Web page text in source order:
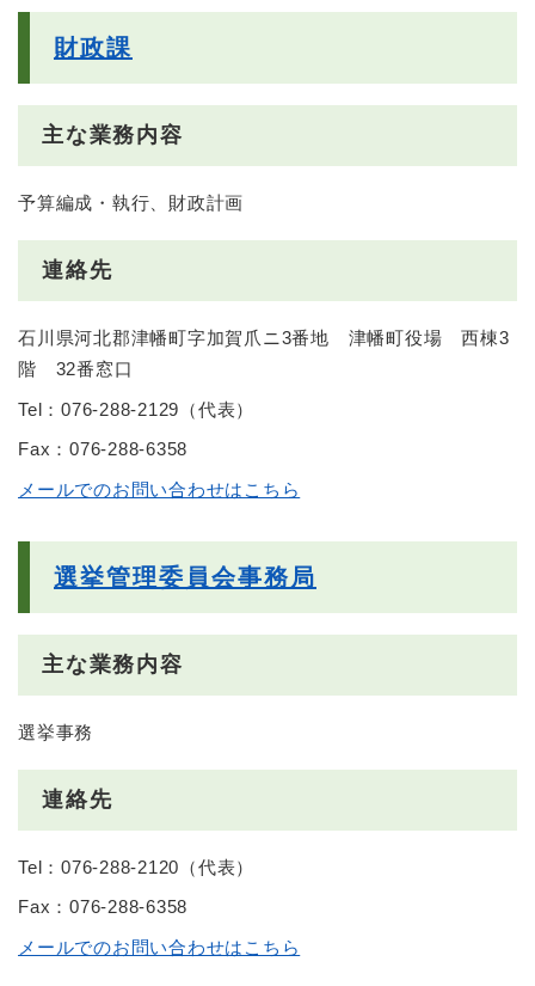
財政課
主な業務内容
予算編成・執行、財政計画
連絡先
石川県河北郡津幡町字加賀爪ニ3番地 津幡町役場 西棟3
階 32番窓口
Tel：076-288-2129 （代表）
Fax：076-288-6358
メールでのお問い合わせはこちら
選挙管理委員会事務局
主な業務内容
選挙事務
連絡先
Tel：076-288-2120 （代表）
Fax：076-288-6358
メールでのお問い合わせはこちら